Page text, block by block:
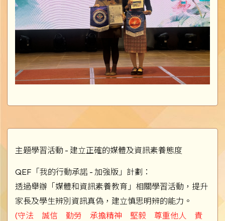
主題學習活動 - 建立正確的媒體及資訊素養態度
QEF「我的行動承諾 - 加強版」計劃：
透過舉辦「媒體和資訊素養教育」相關學習活動，提升
家長及學生辨別資訊真偽，建立慎思明辨的能力。
(守法 誠信 勤勞 承擔精神 堅毅 尊重他人 責